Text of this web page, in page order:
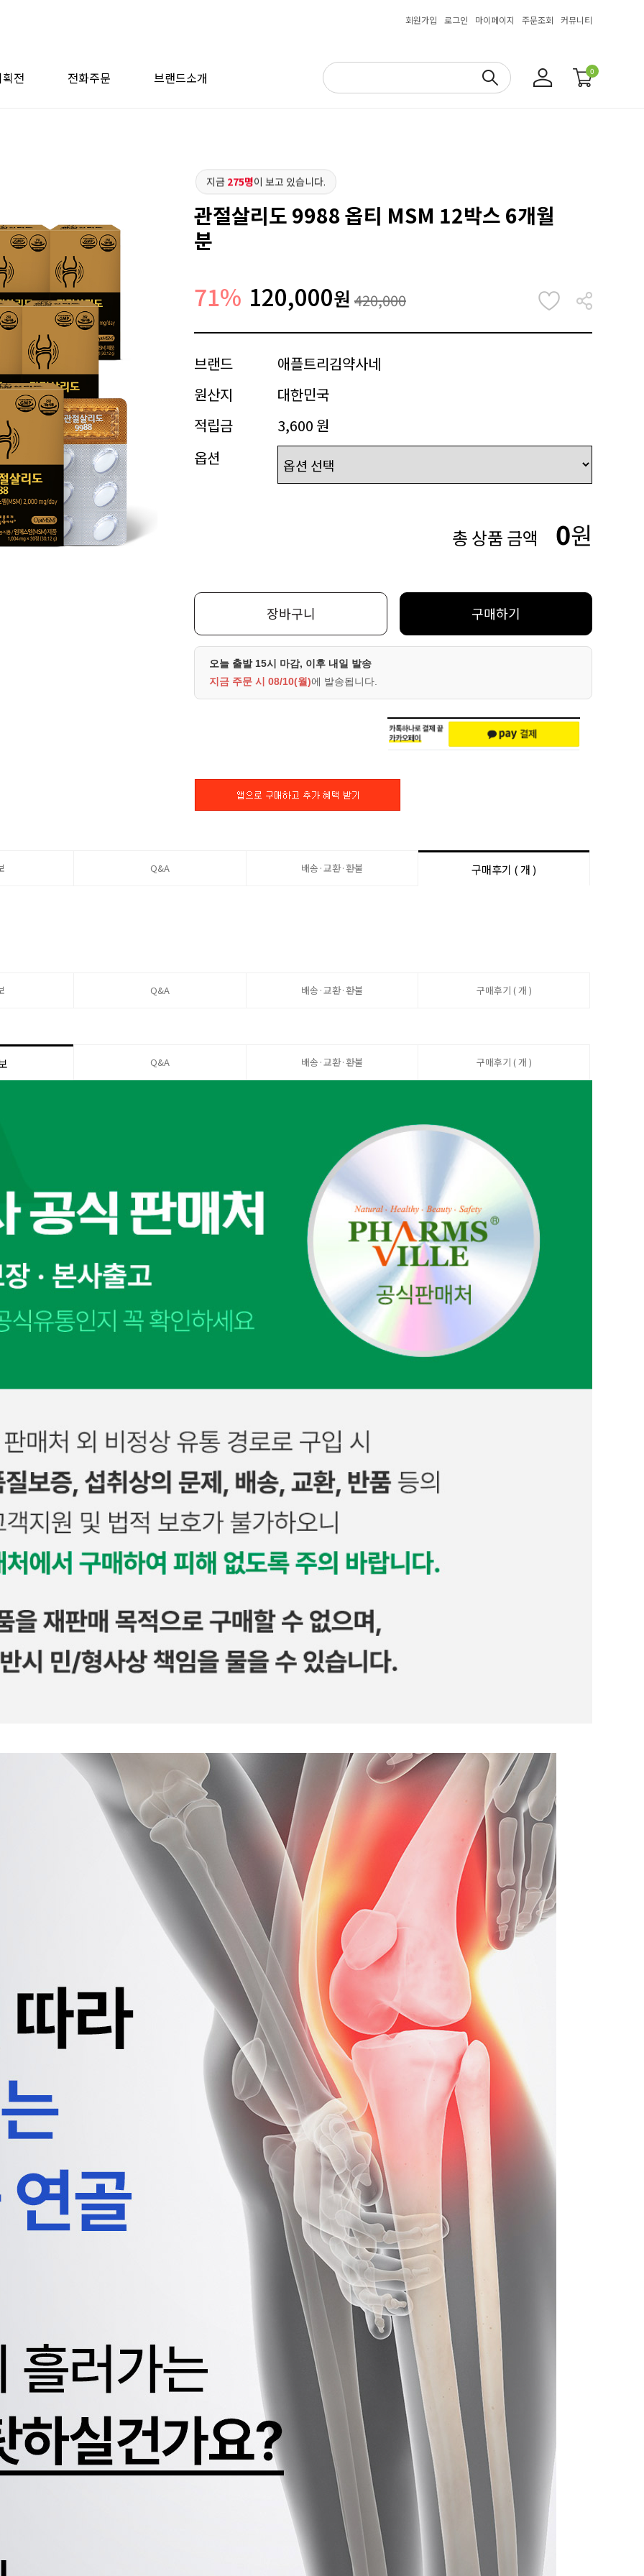
회원가입 로그인 마이페이지 주문조회 커뮤니티
획전 전화주문 브랜드소개 0
지금 275명이 보고 있습니다.
관절살리도 9988 옵티 MSM 12박스 6개월
분
71% 120,000원 420,000
브랜드
애플트리김약사네
원산지
대한민국
적립금
3,600 원
옵션
총 상품 금액 0원
장바구니 구매하기
오늘 출발 15시 마감, 이후 내일 발송
지금 주문 시 08/10(월)에 발송됩니다.
Q&A 배송·교환·환불 구매후기 ( 개 )
Q&A 배송·교환·환불 구매후기 ( 개 )
Q&A 배송·교환·환불 구매후기 ( 개 )